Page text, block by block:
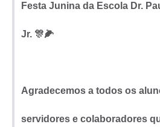
Festa Junina da Escola Dr.
Jr. 🎊🌽
Agradecemos a todos os
servidores e colaboradores